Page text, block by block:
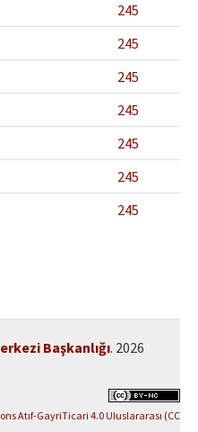
245
245
245
245
245
245
245
Başkanlığı. 2026
Atıf-GayriTicari 4.0 Uluslararası (CC